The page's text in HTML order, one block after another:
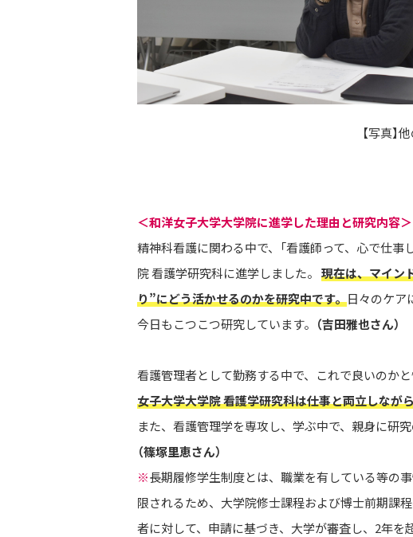
【写真
＜和洋女子大学大学院に進学した理由と研究内容＞
精神科看護に関わる中で、「看護師って、心で仕
院 看護学研究科に進学しました。 現在は、マイン
り”にどう活かせるのかを研究中です。日々のケア
今日もこつこつ研究しています。 （吉田雅也さん）
看護管理者として勤務する中で、これで良いのか
女子大学大学院 看護学研究科は仕事と両立しなが
また、看護管理学を専攻し、学ぶ中で、親身に研
（篠塚里恵さん）
※長期履修学生制度とは、職業を有している等の
限されるため、大学院修士課程および博士前期課
者に対して、申請に基づき、大学が審査し、2年